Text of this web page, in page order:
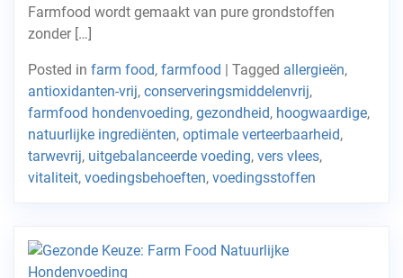
Farmfood wordt gemaakt van pure grondstoffen
zonder […]
Posted in farm food, farmfood | Tagged allergieën,
antioxidanten-vrij, conserveringsmiddelenvrij,
farmfood hondenvoeding, gezondheid, hoogwaardige,
natuurlijke ingrediënten, optimale verteerbaarheid,
tarwevrij, uitgebalanceerde voeding, vers vlees,
vitaliteit, voedingsbehoeften, voedingsstoffen